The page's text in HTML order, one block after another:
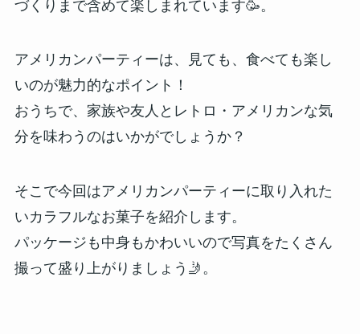
づくりまで含めて楽しまれています🥳。
アメリカンパーティーは、見ても、食べても楽し
いのが魅力的なポイント！
おうちで、家族や友人とレトロ・アメリカンな気
分を味わうのはいかがでしょうか？
そこで今回はアメリカンパーティーに取り入れた
いカラフルなお菓子を紹介します。
パッケージも中身もかわいいので写真をたくさん
撮って盛り上がりましょう🤳。